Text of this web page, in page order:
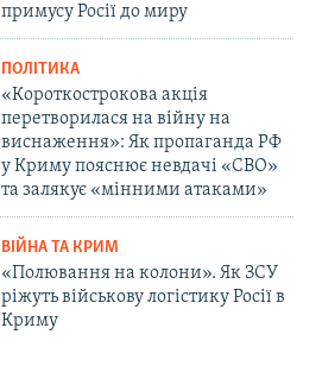
примусу Росії до миру
ПОЛІТИКА
«Короткострокова акція
перетворилася на війну на
виснаження»: Як пропаганда РФ
у Криму пояснює невдачі «СВО»
та залякує «мінними атаками»
ВІЙНА ТА КРИМ
«Полювання на колони». Як ЗСУ
ріжуть військову логістику Росії в
Криму